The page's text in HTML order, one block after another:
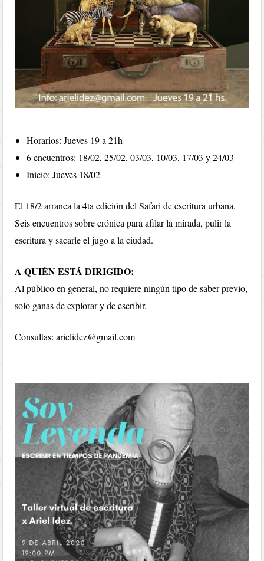
Horarios: Jueves 19 a 21h
6 encuentros: 18/02, 25/02, 03/03, 10/03, 17/03 y 24/03
Inicio: Jueves 18/02
El 18/2 arranca la 4ta edición del Safari de escritura urbana.
Seis encuentros sobre crónica para afilar la mirada, pulir la
escritura y sacarle el jugo a la ciudad.
A QUIÉN ESTÁ DIRIGIDO:
Al público en general, no requiere ningún tipo de saber previo,
solo ganas de explorar y de escribir.
Consultas: arielidez@gmail.com